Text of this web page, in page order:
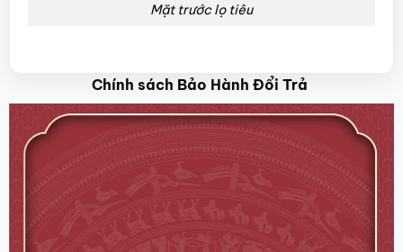
Mặt trước lọ tiêu
Chính sách Bảo Hành Đổi Trả